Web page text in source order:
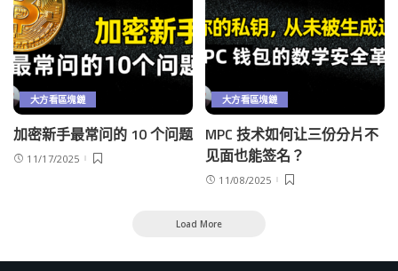
大方看區塊鏈
加密新手最常问的 10 个问题
11/17/2025
大方看區塊鏈
MPC 技术如何让三份分片不
见面也能签名？
11/08/2025
Load More